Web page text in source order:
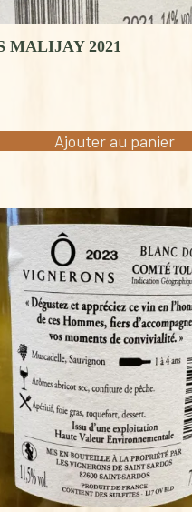
MALIJAY 2021
Ajouter au panier